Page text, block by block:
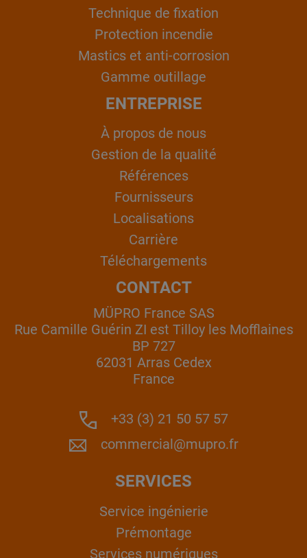
Technique de fixation
Protection incendie
Mastics et anti-corrosion
Gamme outillage
ENTREPRISE
À propos de nous
Gestion de la qualité
Références
Fournisseurs
Localisations
Carrière
Téléchargements
CONTACT
MÜPRO France SAS
Rue Camille Guérin ZI est Tilloy les Mofflaines
BP 727
62031 Arras Cedex
France
+33 (3) 21 50 57 57
commercial@mupro.fr
SERVICES
Service ingénierie
Prémontage
Services numériques